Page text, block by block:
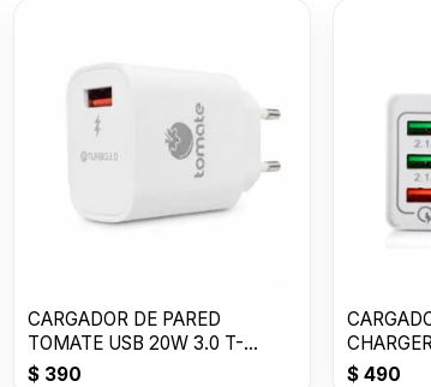
CARGADOR DE PARED
TOMATE USB 20W 3.0 T-
CH001
$390
$ 490